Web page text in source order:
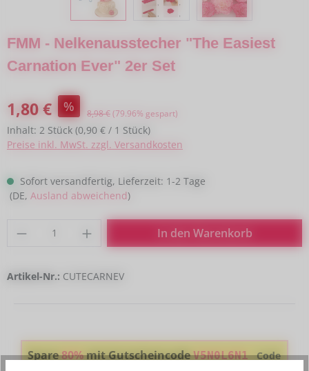
FMM - Nelkenausstecher "The Easiest
Carnation Ever" 2er Set
Verkaufspreis:
1,80 € % Regulärer Preis:
8,98 €(79.96% gespart)
Inhalt: 2 Stück (0,90 € / 1 Stück)
Preise inkl. MwSt. zzgl. Versandkosten
Sofort versandfertig, Lieferzeit: 1-2 Tage
(DE, Ausland abweichend)
Produkt Anzahl: Gib den gewünschten
In den Warenkorb
Artikel-Nr.: CUTECARNEV
Spare80%mit GutscheincodeV5N0L6N1
Code